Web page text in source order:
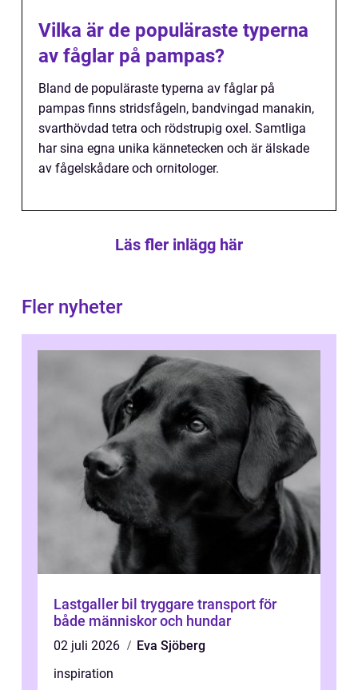
Vilka är de populäraste typerna
av fåglar på pampas?
Bland de populäraste typerna av fåglar på
pampas finns stridsfågeln, bandvingad manakin,
svarthövdad tetra och rödstrupig oxel. Samtliga
har sina egna unika kännetecken och är älskade
av fågelskådare och ornitologer.
Läs fler inlägg här
Fler nyheter
Lastgaller bil tryggare transport för
både människor och hundar
02 juli 2026
Eva Sjöberg
inspiration